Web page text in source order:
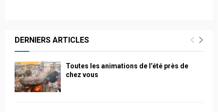
DERNIERS ARTICLES
Toutes les animations de l’été près de
chez vous